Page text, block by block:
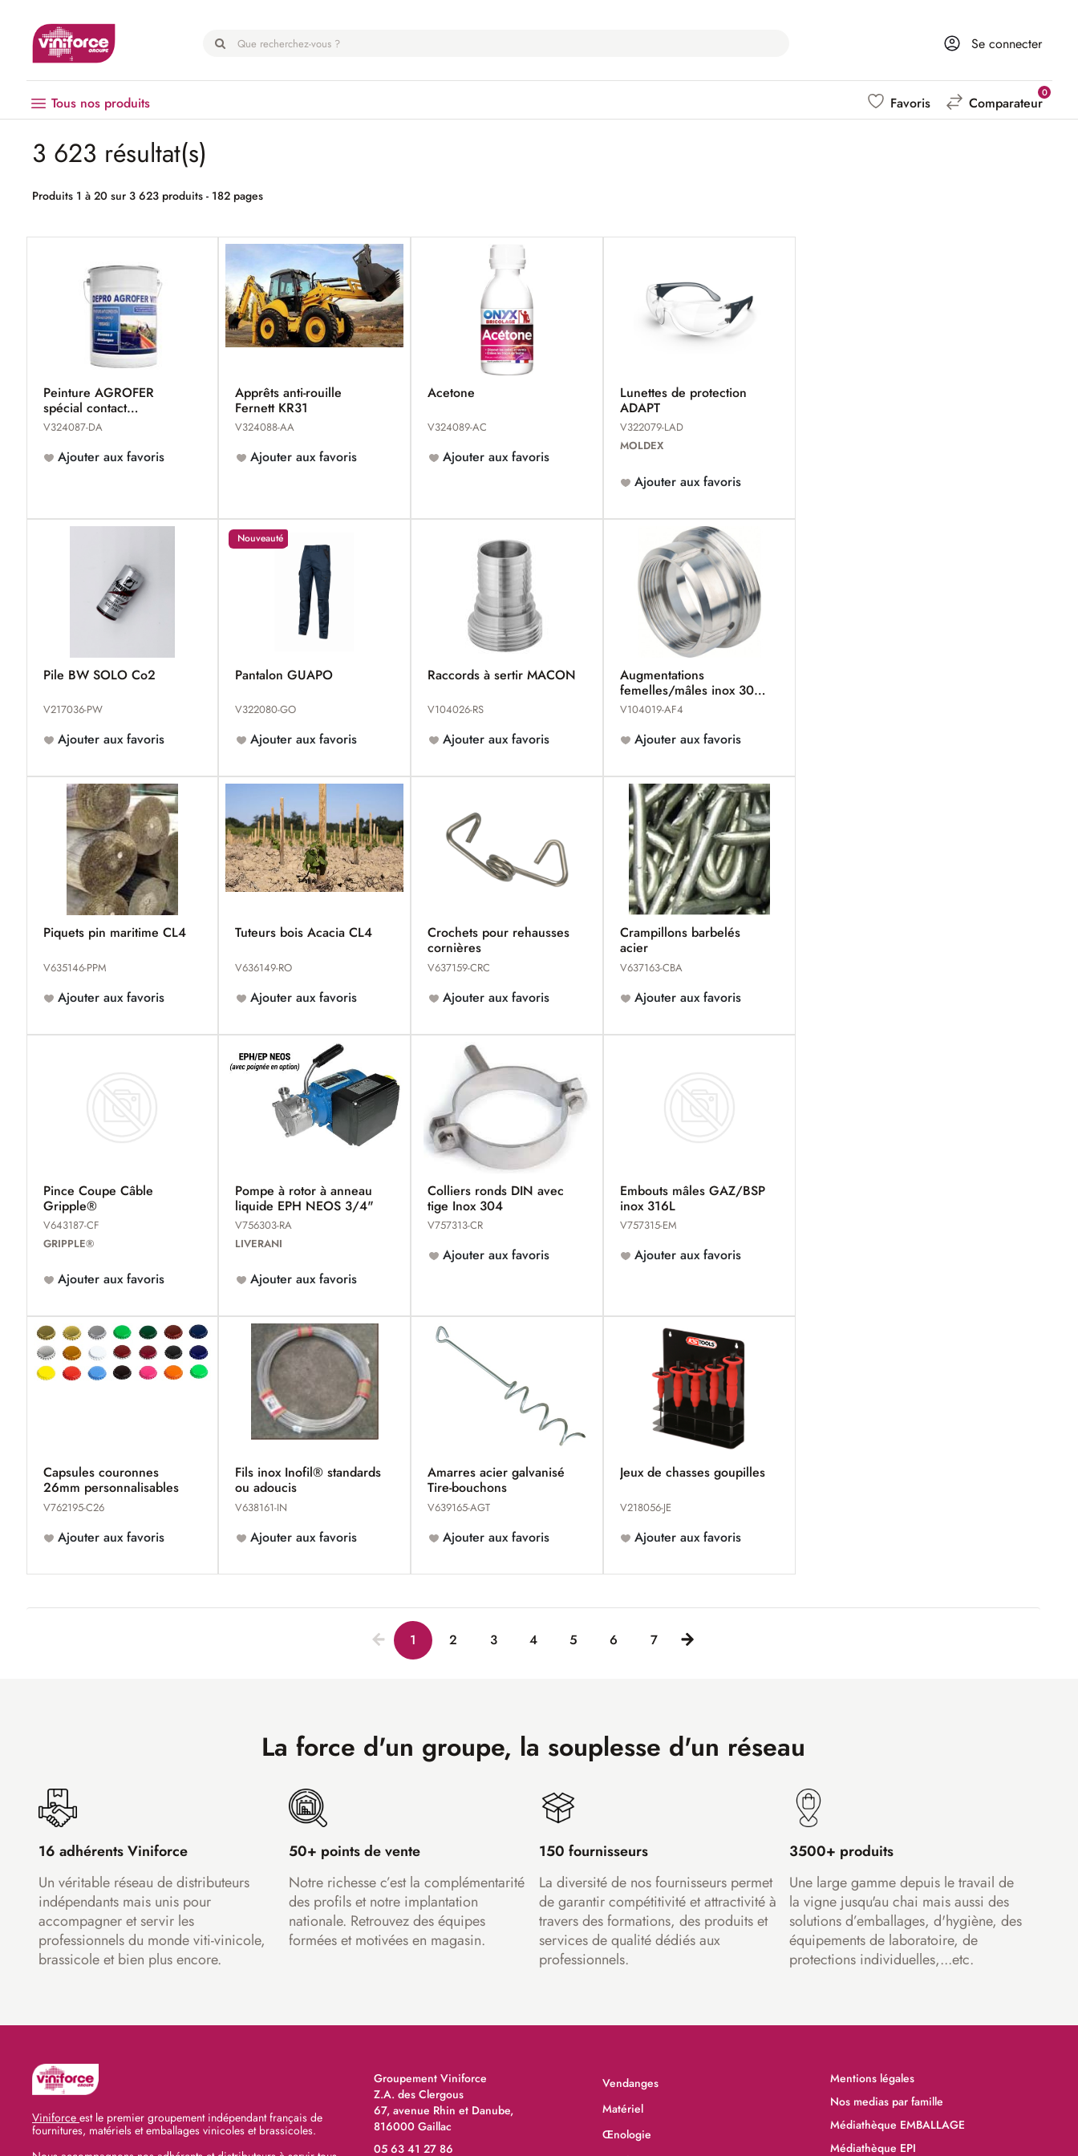
Se connecter
Tous nos produits
Vendanges
Hygiène
EPI
Emballage
Microbrasserie
Palissage
Favoris Comparateur
0
3 623 résultat(s)
Produits 1 à 20 sur 3 623 produits - 182 pages
Peinture AGROFER
spécial contact
alimentaire
V324087-DA
Ajouter aux favoris
Apprêts anti-rouille
Fernett KR31
V324088-AA
Ajouter aux favoris
Acetone
V324089-AC
Ajouter aux favoris
Lunettes de protection
ADAPT
V322079-LAD
MOLDEX
Ajouter aux favoris
Pile BW SOLO Co2
V217036-PW
Ajouter aux favoris
Nouveauté
Pantalon GUAPO
V322080-GO
Ajouter aux favoris
Raccords à sertir MACON
V104026-RS
Ajouter aux favoris
Augmentations
femelles/mâles inox 304
MACON
V104019-AF4
Ajouter aux favoris
Piquets pin maritime CL4
V635146-PPM
Ajouter aux favoris
Tuteurs bois Acacia CL4
V636149-RO
Ajouter aux favoris
Crochets pour rehausses
cornières
V637159-CRC
Ajouter aux favoris
Crampillons barbelés
acier
V637163-CBA
Ajouter aux favoris
Pince Coupe Câble
Gripple®
V643187-CF
GRIPPLE®
Ajouter aux favoris
Pompe à rotor à anneau
liquide EPH NEOS 3/4"
V756303-RA
LIVERANI
Ajouter aux favoris
Colliers ronds DIN avec
tige Inox 304
V757313-CR
Ajouter aux favoris
Embouts mâles GAZ/BSP
inox 316L
V757315-EM
Ajouter aux favoris
Capsules couronnes
26mm personnalisables
V762195-C26
Ajouter aux favoris
Fils inox Inofil® standards
ou adoucis
V638161-IN
Ajouter aux favoris
Amarres acier galvanisé
Tire-bouchons
V639165-AGT
Ajouter aux favoris
Jeux de chasses goupilles
V218056-JE
Ajouter aux favoris
1 2 3 4 5 6 7
La force d'un groupe, la souplesse d'un réseau
16 adhérents Viniforce
Un véritable réseau de distributeurs
indépendants mais unis pour
accompagner et servir les
professionnels du monde viti-vinicole,
brassicole et bien plus encore.
50+ points de vente
Notre richesse c’est la complémentarité
des profils et notre implantation
nationale. Retrouvez des équipes
formées et motivées en magasin.
150 fournisseurs
La diversité de nos fournisseurs permet
de garantir compétitivité et attractivité à
travers des formations, des produits et
services de qualité dédiés aux
professionnels.
3500+ produits
Une large gamme depuis le travail de
la vigne jusqu'au chai mais aussi des
solutions d’emballages, d'hygiène, des
équipements de laboratoire, de
protections individuelles,...etc.
Viniforce est le premier groupement indépendant français de
fournitures, matériels et emballages vinicoles et brassicoles.
Groupement Viniforce
Z.A. des Clergous
67, avenue Rhin et Danube,
816000 Gaillac
05 63 41 27 86
Vendanges
Matériel
Œnologie
Mentions légales
Nos medias par famille
Médiathèque EMBALLAGE
Médiathèque EPI